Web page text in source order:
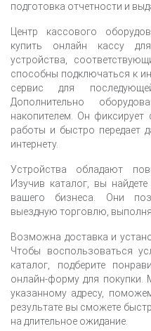
подготовка отчетности и
Центр кассового
купить онлайн кассу
устройства,
способны подключаться к
сервис для
Дополнительно
накопителем. Он
работы и быстро передает
интернету.
Устройства обладают
Изучив каталог, вы
вашего бизнеса. Они
выездную торговлю,
Возможна доставка и
Чтобы воспользоваться
каталог, подберите
онлайн-форму для покупки.
указанному адресу,
результате вы сможете
на длительное ожидание.